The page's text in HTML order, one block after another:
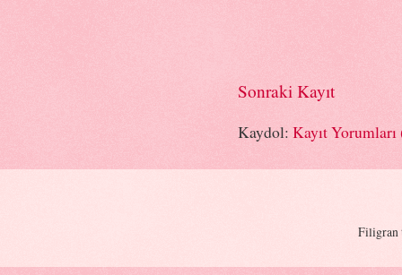
Sonraki Kayıt
Kaydol: Kayıt
Filigran